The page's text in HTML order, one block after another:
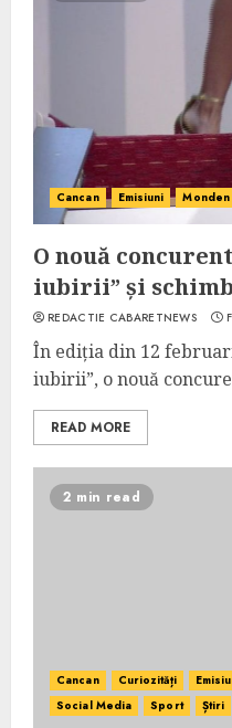
Cancan Emisiuni Monden
O nouă
iubirii” și
REDACTIE CABARETNEWS
În ediția din 12
iubirii”, o nouă
READ MORE
2 min read
Cancan Curiozități
Social Media
Sport Știri